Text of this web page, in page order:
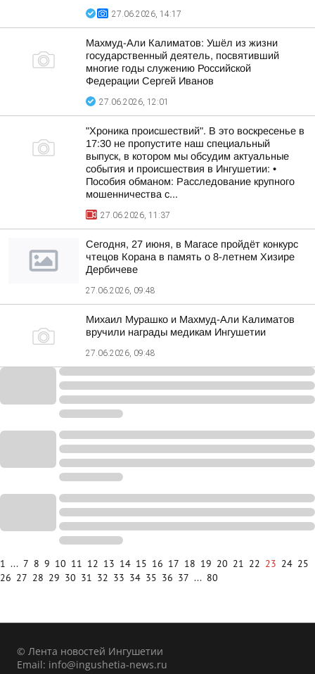
27.06.2026, 14:17
Махмуд-Али Калиматов: Ушёл из жизни
государственный деятель, посвятивший
многие годы служению Российской
Федерации Сергей Иванов
27.06.2026, 12:01
"Хроника происшествий". В это воскресенье в
17:30 не пропустите наш специальный
выпуск, в котором мы обсудим актуальные
события и происшествия в Ингушетии: •
Пособия обманом: Расследование крупного
мошенничества с...
27.06.2026, 11:37
Сегодня, 27 июня, в Магасе пройдёт конкурс
чтецов Корана в память о 8-летнем Хизире
Дербичеве
27.06.2026, 09:48
Михаил Мурашко и Махмуд-Али Калиматов
вручили награды медикам Ингушетии
27.06.2026, 09:48
1 ... 7 8 9 10 11 12 13 14 15 16 17 18 19 20 21 22 23 24 25
26 27 28 29 30 31 32 33 34 35 36 37 ... 80
© Лента новостей Ингушетии
Email: info@ingushetia-news.ru